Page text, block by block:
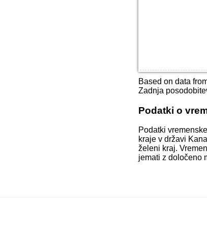
Based on data
Zadnja
Podatki o
Podatki
kraje v državi
želeni kraj.
jemati z določeno